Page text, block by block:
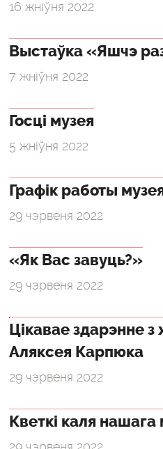
16 жніўня 2022
Выстаўка «Яшчэ
7 жніўня 2022
Госці музея
5 жніўня 2022
Графік работы
29 чэрвеня 2022
«Як Вас завуць?»
29 чэрвеня 2022
Цікавае здарэнне
Аляксея Карпюка
29 чэрвеня 2022
Кветкі каля нашага